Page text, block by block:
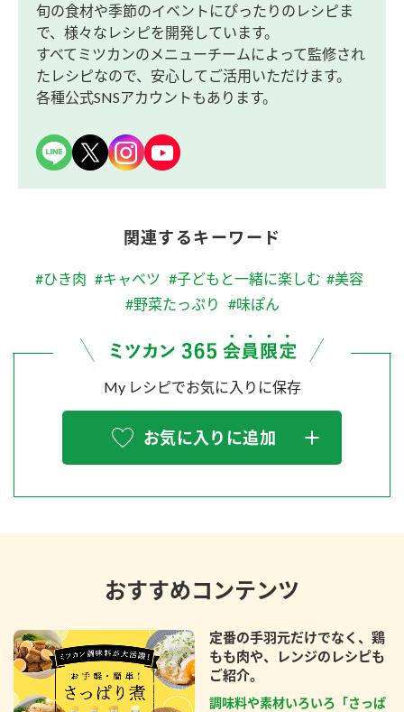
旬の食材や季節のイベントにぴったりのレシピま
で、様々なレシピを開発しています。
すべてミツカンのメニューチームによって監修され
たレシピなので、安心してご活用いただけます。
各種公式SNSアカウントもあります。
関連するキーワード
#ひき肉 #キャベツ #子どもと一緒に楽しむ #美容
#野菜たっぷり
#味ぽん
My レシピでお気に入りに保存
お気に入りに追加
おすすめコンテンツ
定番の手羽元だけでなく、鶏
もも肉や、レンジのレシピも
ご紹介。
調味料や素材いろいろ「さっぱ